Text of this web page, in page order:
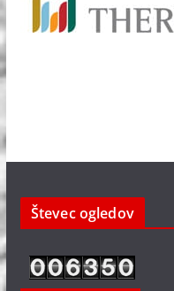
Števec ogledov